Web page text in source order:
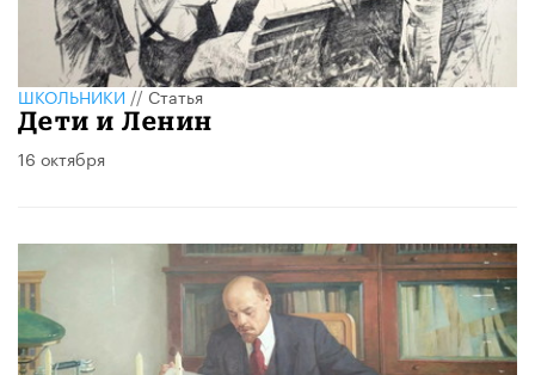
ШКОЛЬНИКИ//Статья
Дети и Ленин
16 октября